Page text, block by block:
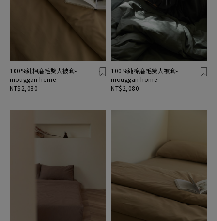
100%純棉磨毛雙人被套-
mouggan home
NT$2,080
100%純棉磨毛雙人被套-
mouggan home
NT$2,080